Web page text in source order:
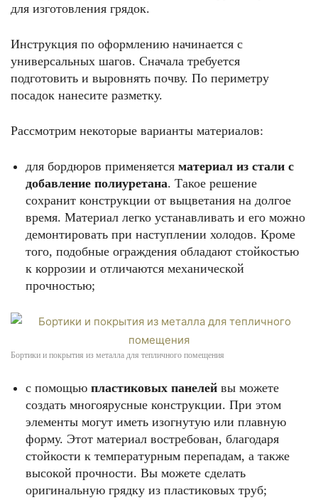
для изготовления грядок.
Инструкция по оформлению начинается с
универсальных шагов. Сначала требуется
подготовить и выровнять почву. По периметру
посадок нанесите разметку.
Рассмотрим некоторые варианты материалов:
для бордюров применяется материал из стали с
добавление полиуретана. Такое решение
сохранит конструкции от выцветания на долгое
время. Материал легко устанавливать и его можно
демонтировать при наступлении холодов. Кроме
того, подобные ограждения обладают стойкостью
к коррозии и отличаются механической
прочностью;
Бортики и покрытия из металла для тепличного помещения
с помощью пластиковых панелей вы можете
создать многоярусные конструкции. При этом
элементы могут иметь изогнутую или плавную
форму. Этот материал востребован, благодаря
стойкости к температурным перепадам, а также
высокой прочности. Вы можете сделать
оригинальную грядку из пластиковых труб;